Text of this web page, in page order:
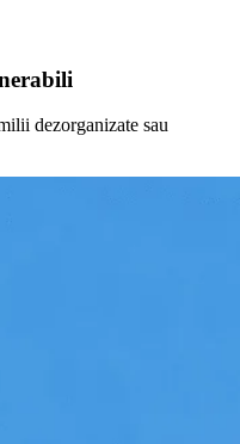
dezorganizate sau